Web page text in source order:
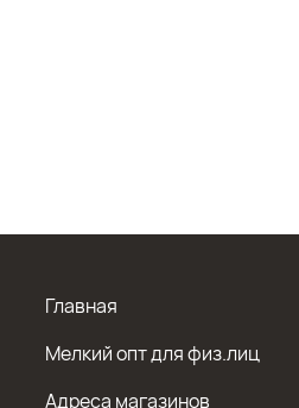
Главная
Мелкий опт для физ.лиц
Адреса магазинов